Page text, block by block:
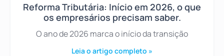
Reforma Tributária: Início em 2026, o que
os empresários precisam saber.
O ano de 2026 marca o início da transição
Leia o artigo completo »